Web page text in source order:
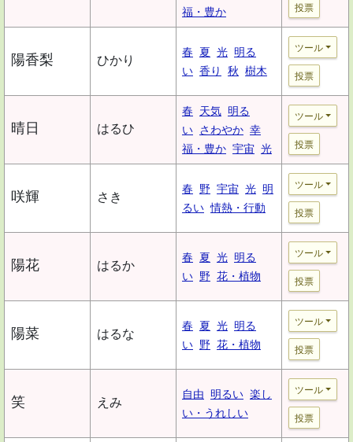
福・豊か
投票
陽香梨 ひかり
春 夏 光 明る
い 香り 秋 樹木
ツール
投票
晴日 はるひ
春 天気 明る
い さわやか 幸
福・豊か 宇宙 光
ツール
投票
咲輝 さき
春 野 宇宙 光 明
るい 情熱・行動
ツール
投票
陽花 はるか
春 夏 光 明る
い 野 花・植物
ツール
投票
陽菜 はるな
春 夏 光 明る
い 野 花・植物
ツール
投票
笑 えみ
自由 明るい 楽し
い・うれしい
ツール
投票